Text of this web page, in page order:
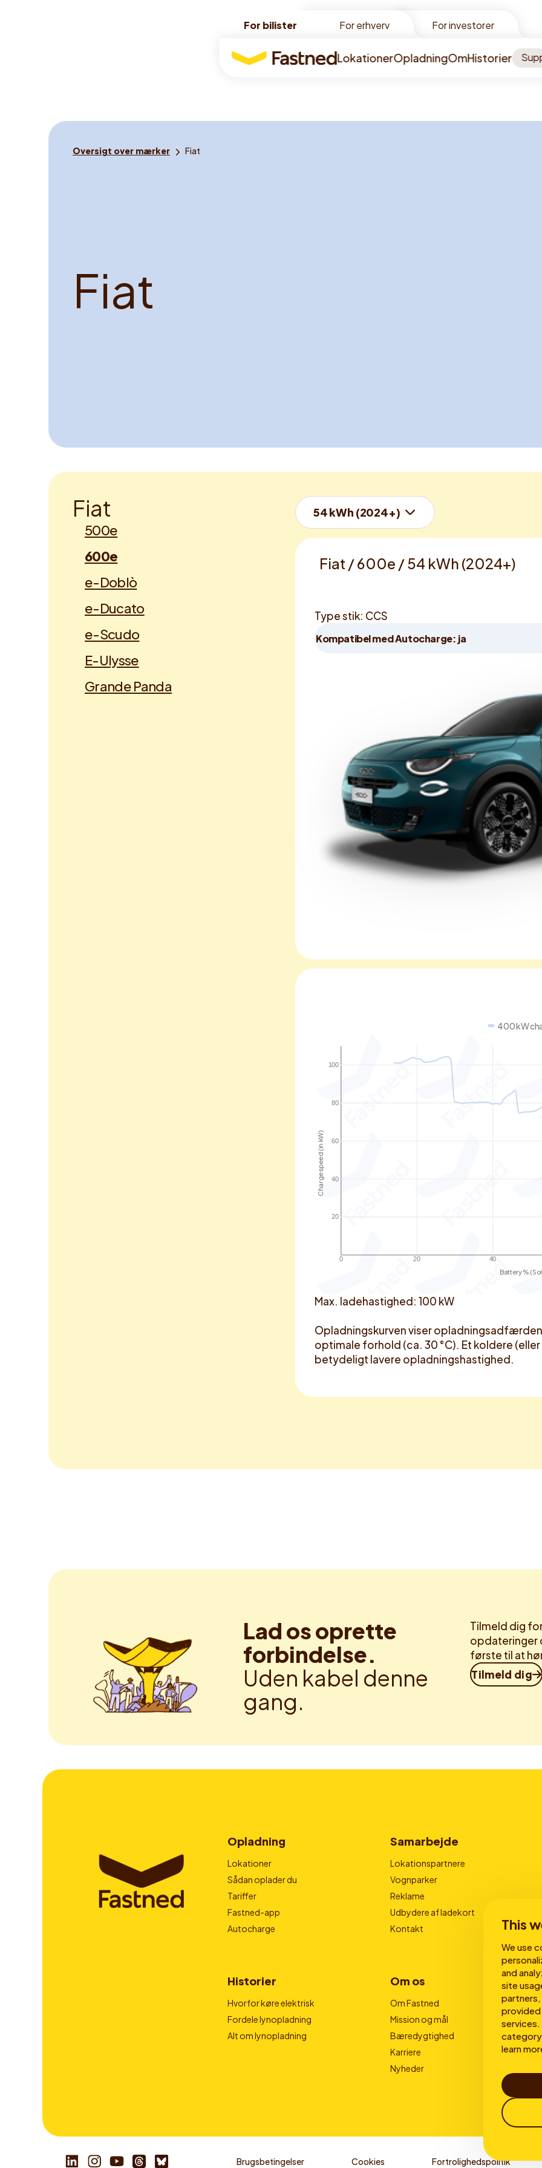
This
We use
and
site
services.
category
learn
For bilister For erhverv For investorer
For bilister
For
LokationerOpladningOmHistorier
Du
Oversigt over mærker Fiat
Fiat
Fiat
500e
600e
e-Doblò
e-Ducato
e-Scudo
E-Ulysse
Grande Panda
54 kWh (2024+)
Fiat / 600e / 54 kWh (2024+)
Type stik: CCS
Kompatibel med Autocharge: ja
400 kW
0 20 40
20
40
60
80
100
Battery %
Charge speed (in kW)
Max. ladehastighed: 100 kW
Opladningskurven viser
optimale forhold (ca. 30 °C). Et koldere
betydeligt lavere opladningshastighed.
Lad os oprette
forbindelse.
Uden kabel denne
gang.
Tilmeld dig
opdateringer
første til at
Tilmeld dig
Opladning
Lokationer
Sådan oplader du
Tariffer
Fastned-app
Autocharge
Samarbejde
Lokationspartnere
Vognparker
Reklame
Udbydere af ladekort
Kontakt
Historier
Hvorfor køre elektrisk
Fordele lynopladning
Alt om lynopladning
Om os
Om Fastned
Mission og mål
Bæredygtighed
Karriere
Nyheder
Brugsbetingelser Cookies Fortrolighedspolitik